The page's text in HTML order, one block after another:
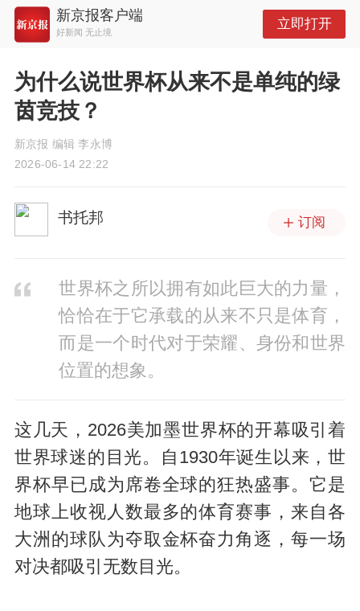
新京报客户端
好新闻 无止境
立即打开
为什么说世界杯从来不是单纯的绿
茵竞技？
新京报 编辑 李永博
2026-06-14 22:22
书托邦 订阅
世界杯之所以拥有如此巨大的力量，
恰恰在于它承载的从来不只是体育，
而是一个时代对于荣耀、身份和世界
位置的想象。
这几天，2026美加墨世界杯的开幕吸引着
世界球迷的目光。自1930年诞生以来，世
界杯早已成为席卷全球的狂热盛事。它是
地球上收视人数最多的体育赛事，来自各
大洲的球队为夺取金杯奋力角逐，每一场
对决都吸引无数目光。